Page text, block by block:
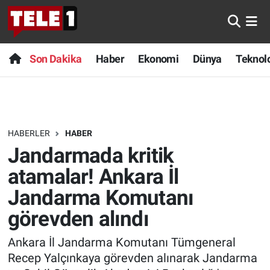
Son Dakika Haber Ekonomi Dünya
HABERLER HABER
Jandarmada kritik
atamalar! Ankara İl
Jandarma Komutanı
görevden alındı
Ankara İl Jandarma Komutanı Tümgeneral
Recep Yalçınkaya görevden alınarak Jandarma
Anında Manşet
Başka Sohbetler
Bilim turu
Bilim ve Teknoloji Evreni
Doğa Konuşuyor
Dünya
Ege Saati
Son Dakika
Haber
Dünya
Teknoloji
Sağlık
Spor
Yayın Akışı
Nöbetçi Eczaneler
Hava Durumu
Trafik Durumu
Süper Lig Puan Durumu ve Fikstür
Tüm Manşetler
Son Dakika Haberleri
Haber Arşivi